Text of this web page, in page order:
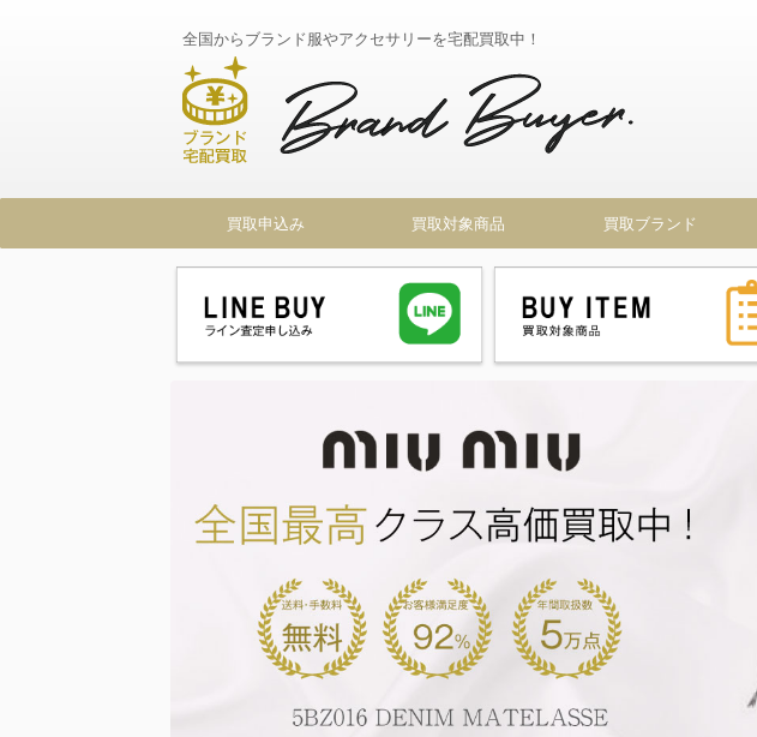
全国からブランド服やアクセサリーを宅配買取中！
買取申込み 買取対象商品 買取ブランド